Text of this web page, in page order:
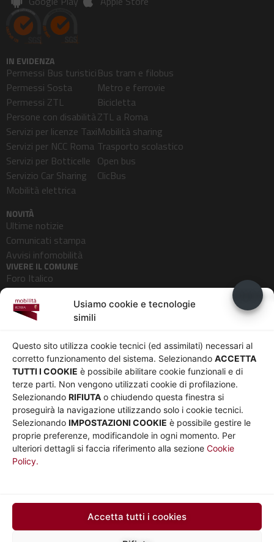
Usiamo cookie e tecnologie
simili
Questo sito utilizza cookie tecnici (ed assimilati) necessari al
corretto funzionamento del sistema. Selezionando ACCETTA
TUTTI I COOKIE è possibile abilitare cookie funzionali e di
terze parti. Non vengono utilizzati cookie di profilazione.
Selezionando RIFIUTA o chiudendo questa finestra si
proseguirà la navigazione utilizzando solo i cookie tecnici.
Selezionando IMPOSTAZIONI COOKIE è possibile gestire le
proprie preferenze, modificandole in ogni momento. Per
ulteriori dettagli si faccia riferimento alla sezione Cookie
Policy.
Accetta tutti i cookies
IN EVIDENZA
Permessi Bus turistici
Permessi Sosta
Permessi ZTL
Persone con disabilità
Servizi per licenze Taxi
Servizi per NCC Roma
Servizi per Botticelle
Servizio Car Sharing
Mobilità elettrica
Bus tram e filobus
Metro e ferrovie
Bicicletta
ZTL a Roma
Mobilità sharing
Trasporto scolastico
Open bus
ClicBus
NOVITÀ
Ultime notizie
Comunicati stampa
Avvisi infomobilità
VIVERE IL COMUNE
Foro Italico
Pedonalizzazioni
Aeroporti
Chi siamo
Governance
Whistleblowing
Co-Marketing
Social media policy
Informativa Cookie
Informativa Sito web e
social media
Privacy
Parità di genere
Amministrazione
trasparente
Bandi e gare
Note legali
UTILITÀ
Car Sharing Roma
Usiamo